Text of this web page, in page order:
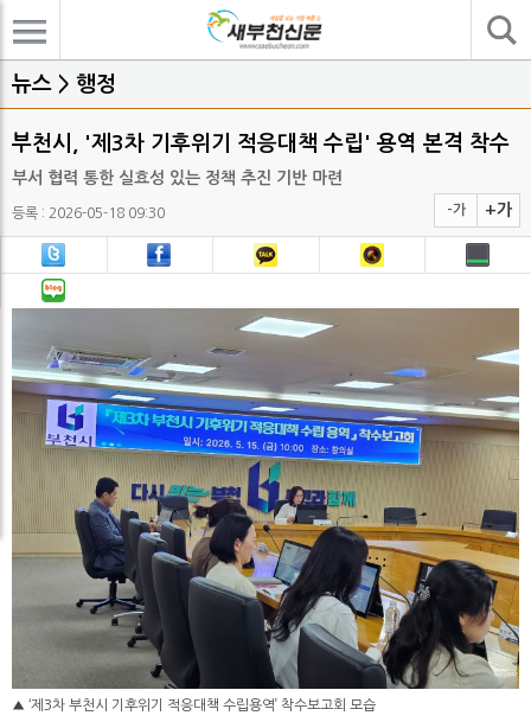
뉴스 > 행정
부천시, '제3차 기후위기 적응대책 수립' 용역 본격 착수
부서 협력 통한 실효성 있는 정책 추진 기반 마련
등록 : 2026-05-18 09:30 -가 +가
▲ ‘제3차 부천시 기후위기 적응대책 수립용역’ 착수보고회 모습